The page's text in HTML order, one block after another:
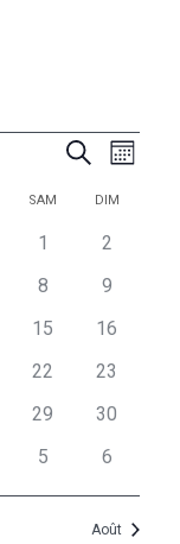
vues
Recherche
de
Mois
SAM DIM
0
1
0
2
0
8
0
9
0
15
0
16
0
22
0
23
0
29
0
30
0
5
0
6
Août